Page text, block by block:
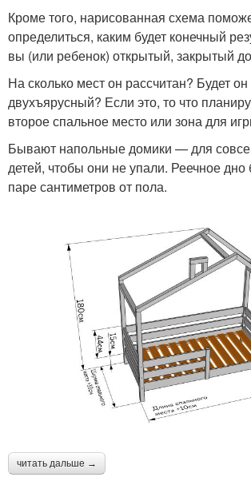
Кроме того, нарисованная схема
определиться, каким будет конечный
вы (или ребенок) открытый, закрытый
На сколько мест он рассчитан? Будет
двухъярусный? Если это, то что
второе спальное место или зона для
Бывают напольные домики — для
детей, чтобы они не упали. Реечное дно
паре сантиметров от пола.
читать дальше →